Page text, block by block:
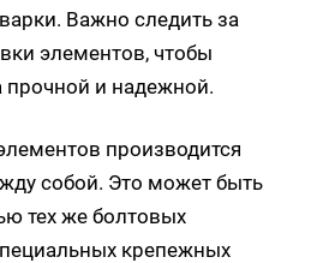
Важно следить за
элементов, чтобы
прочной и надежной.
производится
собой. Это может быть
тех же болтовых
крепежных